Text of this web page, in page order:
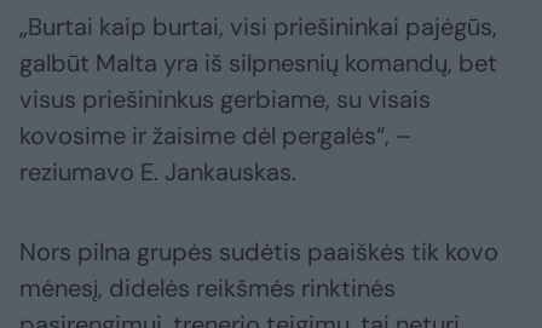
„Burtai kaip burtai, visi priešininkai pajėgūs,
galbūt Malta yra iš silpnesnių komandų, bet
visus priešininkus gerbiame, su visais
kovosime ir žaisime dėl pergalės“, –
reziumavo E. Jankauskas.
Nors pilna grupės sudėtis paaiškės tik kovo
mėnesį, didelės reikšmės rinktinės